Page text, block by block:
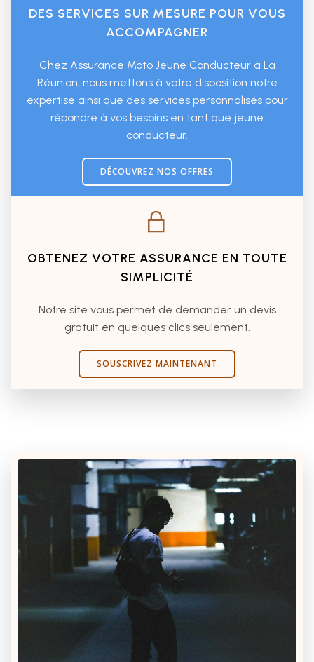
DES SERVICES SUR MESURE POUR VOUS
ACCOMPAGNER
Chez Assurance Moto Jeune Conducteur à La
Réunion, nous mettons à votre disposition notre
expertise ainsi que des services personnalisés pour
répondre à vos besoins en tant que jeune
conducteur.
DÉCOUVREZ NOS OFFRES
OBTENEZ VOTRE ASSURANCE EN TOUTE
SIMPLICITÉ
Notre site vous permet de demander un devis
gratuit en quelques clics seulement.
SOUSCRIVEZ MAINTENANT